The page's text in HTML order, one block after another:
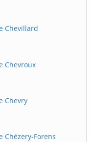
Chevillard
Chevroux
Chevry
Forens